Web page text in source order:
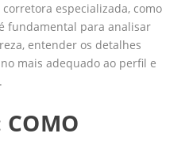
especializada, como
fundamental para analisar
entender os detalhes
mais adequado ao perfil e
COMO